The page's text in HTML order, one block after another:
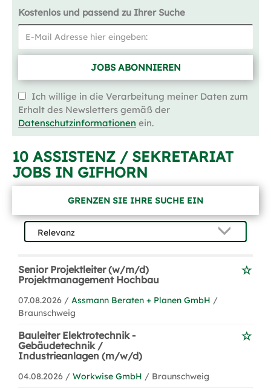
Kostenlos und passend zu Ihrer Suche
JOBS ABONNIEREN
Ich willige in die Verarbeitung meiner Daten zum
Erhalt des Newsletters gemäß der
Datenschutzinformationen ein.
10 ASSISTENZ / SEKRETARIAT
JOBS IN GIFHORN
GRENZEN SIE IHRE SUCHE EIN
Senior Projektleiter (w/m/d)
Projektmanagement Hochbau
07.08.2026 / Assmann Beraten + Planen GmbH /
Braunschweig
Bauleiter Elektrotechnik -
Gebäudetechnik /
Industrieanlagen (m/w/d)
04.08.2026 / Workwise GmbH / Braunschweig